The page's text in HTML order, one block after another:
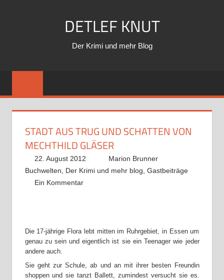
DETLEF KNUT
Der Krimi und mehr Blog
STADT AUS TRUG UND SCHATTEN VON
MECHTHILD GLÄSER
22. August 2012
Marion Brunner
Buchwelten
Der Krimi und mehr blog Gastbeiträge
Ein Kommentar
Die 17-jährige Flora lebt mitten im Ruhrgebiet, in Essen um
genau zu sein und eigentlich ist sie ein Teenager wie jeder
andere auch.
Sie geht zur Schule, ab und an mit ihrer besten Freundin
shoppen und sie tanzt Ballett, zumindest versucht sie es.